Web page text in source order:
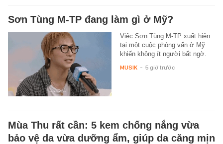
Sơn Tùng M-TP đang làm gì ở Mỹ?
Việc Sơn Tùng M-TP xuất hiện
tại một cuộc phỏng vấn ở Mỹ
khiến không ít người bất ngờ.
MUSIK - 5 giờ trước
Mùa Thu rất cần: 5 kem chống nắng vừa
bảo vệ da vừa dưỡng ẩm, giúp da căng mịn